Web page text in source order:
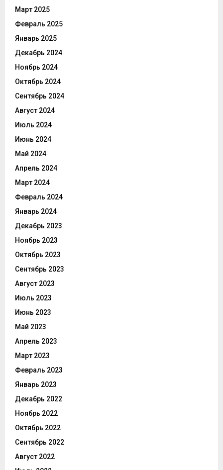
Март 2025
Февраль 2025
Январь 2025
Декабрь 2024
Ноябрь 2024
Октябрь 2024
Сентябрь 2024
Август 2024
Июль 2024
Июнь 2024
Май 2024
Апрель 2024
Март 2024
Февраль 2024
Январь 2024
Декабрь 2023
Ноябрь 2023
Октябрь 2023
Сентябрь 2023
Август 2023
Июль 2023
Июнь 2023
Май 2023
Апрель 2023
Март 2023
Февраль 2023
Январь 2023
Декабрь 2022
Ноябрь 2022
Октябрь 2022
Сентябрь 2022
Август 2022